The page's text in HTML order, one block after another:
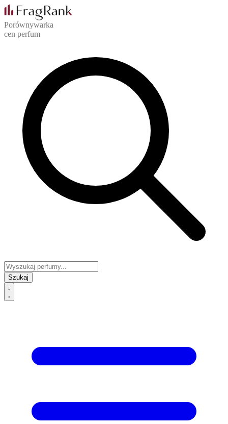
Porównywarka
cen perfum
Szukaj